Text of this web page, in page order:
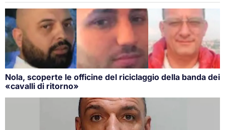
Nola, scoperte le officine del riciclaggio della banda dei
«cavalli di ritorno»